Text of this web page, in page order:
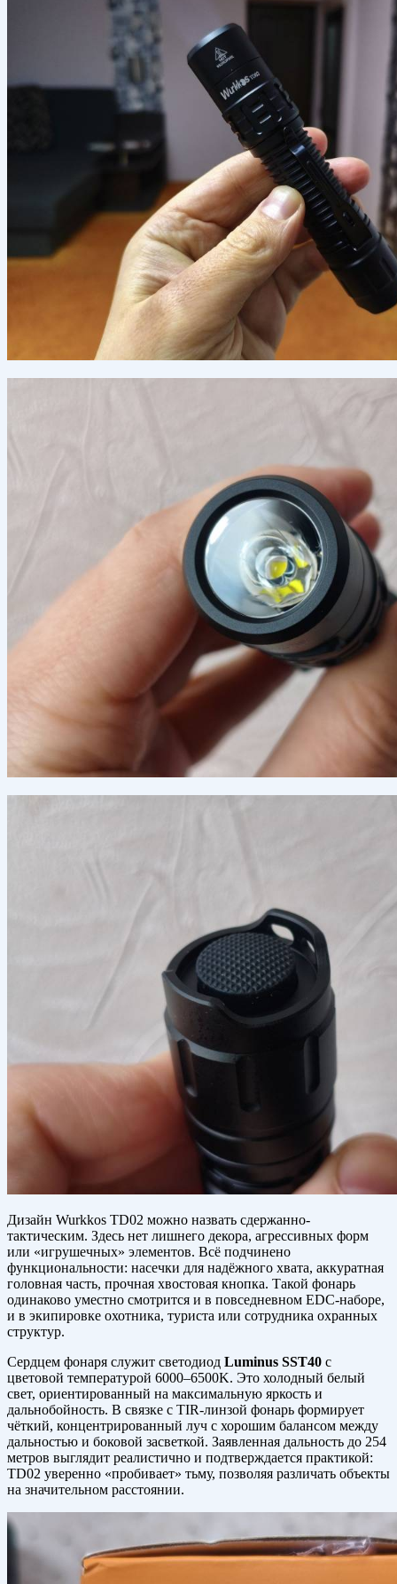
Дизайн Wurkkos TD02 можно назвать сдержанно-
тактическим. Здесь нет лишнего декора, агрессивных форм
или «игрушечных» элементов. Всё подчинено
функциональности: насечки для надёжного хвата, аккуратная
головная часть, прочная хвостовая кнопка. Такой фонарь
одинаково уместно смотрится и в повседневном EDC-наборе,
и в экипировке охотника, туриста или сотрудника охранных
структур.
Сердцем фонаря служит светодиод Luminus SST40 с
цветовой температурой 6000–6500K. Это холодный белый
свет, ориентированный на максимальную яркость и
дальнобойность. В связке с TIR-линзой фонарь формирует
чёткий, концентрированный луч с хорошим балансом между
дальностью и боковой засветкой. Заявленная дальность до 254
метров выглядит реалистично и подтверждается практикой:
TD02 уверенно «пробивает» тьму, позволяя различать объекты
на значительном расстоянии.